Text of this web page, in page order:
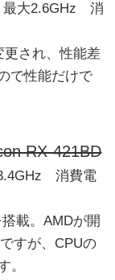
大2.6GHz 消
更され、性能差
で性能だけで
RX-421BD
消費電
載。AMDが開
すが、CPUの
。